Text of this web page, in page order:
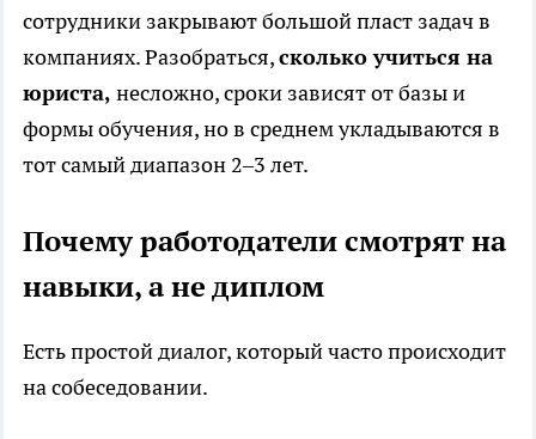
сотрудники закрывают большой пласт задач в
компаниях. Разобраться,сколько учиться на
юриста, несложно, сроки зависят от базы и
формы обучения, но в среднем укладываются в
тот самый диапазон 2–3 лет.
Почему работодатели смотрят на
навыки, а не диплом
Есть простой диалог, который часто происходит
на собеседовании.